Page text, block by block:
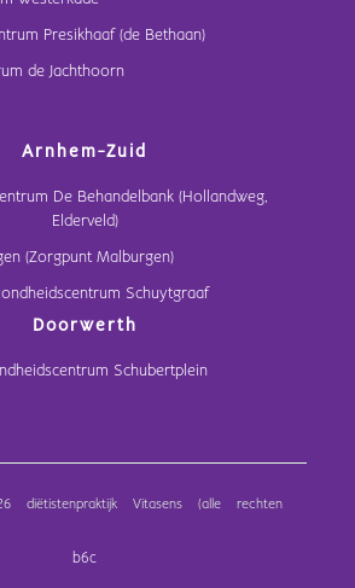
Presikhaaf (de Bethaan)
de Jachthoorn
Arnhem-Zuid
De Behandelbank (Hollandweg,
Elderveld)
(Zorgpunt Malburgen)
Schuytgraaf
Doorwerth
Schubertplein
Vitasens (alle rechten
b6c